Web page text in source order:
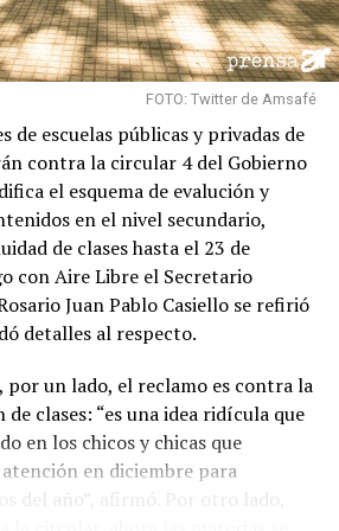
FOTO: Twitter de Amsafé
de escuelas públicas y privadas de
contra la circular 4 del Gobierno
el esquema de evalución y
en el nivel secundario,
de clases hasta el 23 de
con Aire Libre el Secretario
Juan Pablo Casiello se refirió
detalles al respecto.
por un lado, el reclamo es contra la
clases: “es una idea ridícula que
en los chicos y chicas que
en diciembre para
del año”, afirmó. Por otro lado,